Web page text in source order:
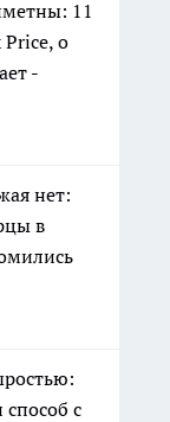
11
о
-
нет:
в
с